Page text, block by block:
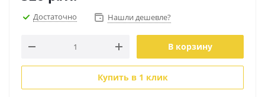
Достаточно Нашли дешевле?
В корзину
Купить в 1 клик